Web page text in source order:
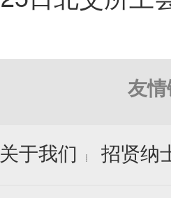
友
关于我们 ┊ 招贤纳